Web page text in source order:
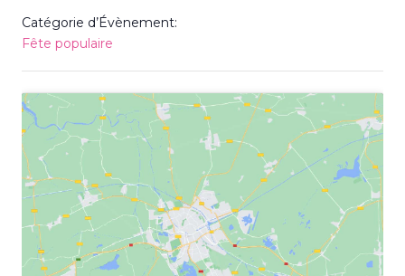
Catégorie d’Évènement:
Fête populaire